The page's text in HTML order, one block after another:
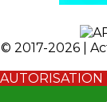
© 2017-2026 |